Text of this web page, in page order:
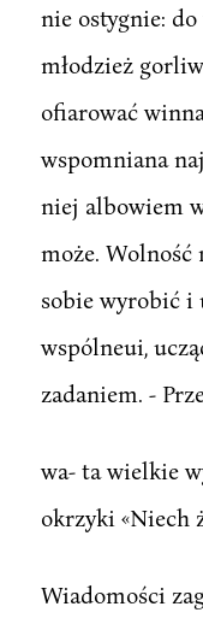
nie ostygnie:
młodzież
ofiarować
wspomniana
niej albowiem
może. Wolność
sobie wyrobić i
wspólneui,
zadaniem. -
wa- ta wielkie
okrzyki «Niech
Wiadomości